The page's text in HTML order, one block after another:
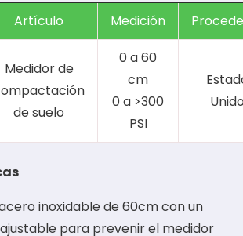
Artículo Medición
Medidor de
de suelo
0 a 60
cm
0 a >300
PSI
inoxidable de 60cm con un
para prevenir el medidor